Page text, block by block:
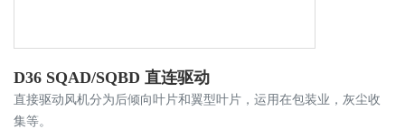
D36 SQAD/SQBD 直连驱动
直接驱动风机分为后倾向叶片和翼型叶片，运用在包装业，灰尘收
集等。